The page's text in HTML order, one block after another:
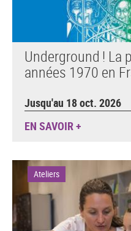
Underground ! La
années 1970 en
Jusqu'au 18 oct. 2026
EN SAVOIR +
Ateliers